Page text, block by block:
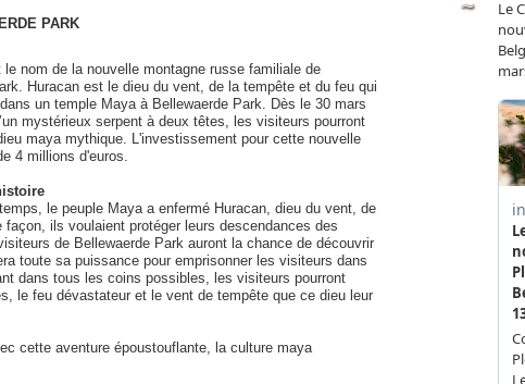
PARK
le nom de la nouvelle montagne russe familiale de
Huracan est le dieu du vent, de la tempête et du feu qui
un temple Maya à Bellewaerde Park. Dès le 30 mars
mystérieux serpent à deux têtes, les visiteurs pourront
maya mythique. L'investissement pour cette nouvelle
4 millions d'euros.
le peuple Maya a enfermé Huracan, dieu du vent, de
ils voulaient protéger leurs descendances des
de Bellewaerde Park auront la chance de découvrir
toute sa puissance pour emprisonner les visiteurs dans
dans tous les coins possibles, les visiteurs pourront
le feu dévastateur et le vent de tempête que ce dieu leur
cette aventure époustouflante, la culture maya